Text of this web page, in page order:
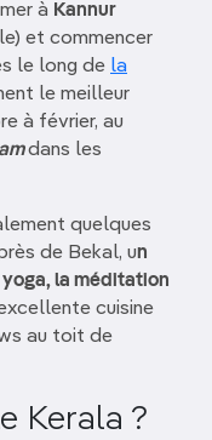
à Kannur
et commencer
le long de la
le meilleur
à février, au
dans les
quelques
de Bekal, un
la méditation
cuisine
au toit de
Kerala ?